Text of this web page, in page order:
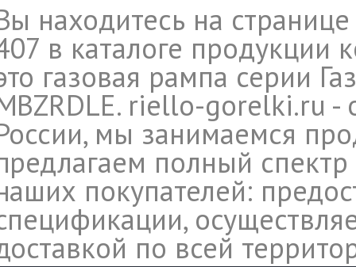
находитесь на
в каталоге продукции
газовая рампа серии
riello-gorelki.ru
мы занимаемся
полный
покупателей:
по всей